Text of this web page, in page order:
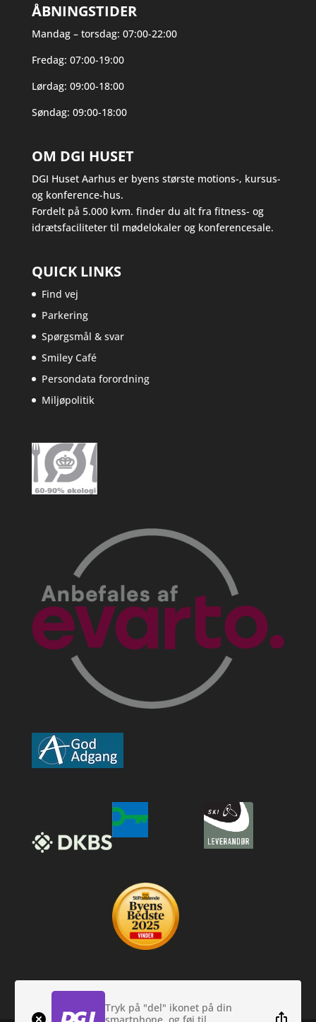
Tryk på "del" ikonet på din
ÅBNINGSTIDER
Mandag – torsdag: 07:00-22:00
Fredag: 07:00-19:00
Lørdag: 09:00-18:00
Søndag: 09:00-18:00
OM DGI HUSET
DGI Huset Aarhus er byens største motions-, kursus-
og konference-hus.
Fordelt på 5.000 kvm. finder du alt fra fitness- og
idrætsfaciliteter til mødelokaler og konferencesale.
QUICK LINKS
Find vej
Parkering
Spørgsmål & svar
Smiley Café
Persondata forordning
Miljøpolitik